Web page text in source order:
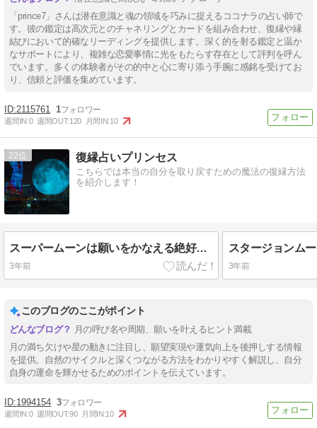
「prince7」さんは潜在意識と魂の領域を巧みに捉えるココナラの占い師で
す。彼の鑑定は高次元とのチャネリングとカードを組み合わせ、復縁や縁
結びにおいて的確なリーディングを提供します。深く的を射る鑑定と温か
なサポートにより、複雑な恋愛事情に光をもたらす存在として評判を呼ん
でいます。多くの体験者がその的中と心に寄り添う手腕に感銘を受けてお
り、信頼と評価を集めています。
2115761 1
週間IN:0 週間OUT:120 月間IN:10
22 復縁占いプリンセス
こちらでは本当の自分を取り戻すための魔法の復縁方法
を紹介します！
スーパームーンは願いをかなえる絶好のタイミング！呼び名と周期＆おまじないと白魔術で願いを叶える
3年前 3年前
このブログのここがポイント
月の呼び名や周期、願いを叶えるヒント満載
月の満ち欠けや星の動きに注目し、願望実現や運気向上を後押しする情報
を提供。自然のサイクルと深くつながる方法をわかりやすく解説し、自分
自身の運命を輝かせるためのポイントを伝えています。
1994154 3
週間IN:0 週間OUT:90 月間IN:10